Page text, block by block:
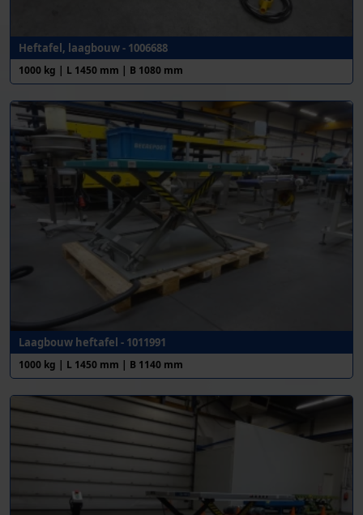
Heftafel, laagbouw - 1006688
1000 kg | L 1450 mm | B 1080 mm
Laagbouw heftafel - 1011991
1000 kg | L 1450 mm | B 1140 mm